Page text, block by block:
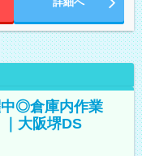
◎倉庫内作業
大阪堺DS